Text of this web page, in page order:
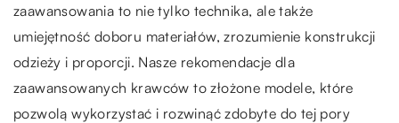
zaawansowania to nie tylko technika, ale także
umiejętność doboru materiałów, zrozumienie konstrukcji
odzieży i proporcji. Nasze rekomendacje dla
zaawansowanych krawców to złożone modele, które
pozwolą wykorzystać i rozwinąć zdobyte do tej pory